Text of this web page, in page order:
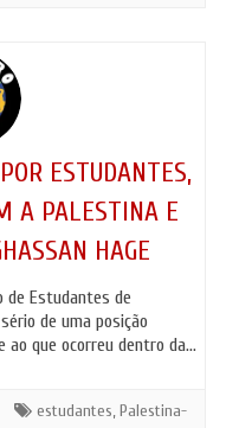
ESTUDANTES,
A PALESTINA E
HAGE
de Estudantes de
de uma posição
ao que ocorreu dentro da…
estudantes,Palestina-